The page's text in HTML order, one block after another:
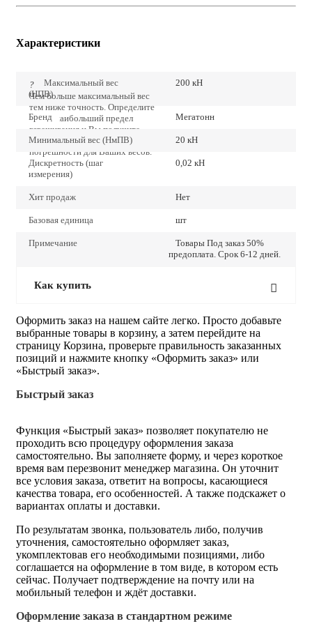
Характеристики
?
Чем больше максимальный вес
тем ниже точность. Определите
точно наибольший предел
взвешивания и Вы получите
наиболее низкие значения
погрешности для Ваших весов.
Максимальный вес
(НПВ)
200 кН
Бренд Мегатонн
Минимальный вес (НмПВ) 20 кН
Дискретность (шаг
измерения)
0,02 кН
Хит продаж Нет
Базовая единица шт
Примечание
Товары Под заказ 50%
предоплата. Срок 6-12 дней.
Как купить
Оформить заказ на нашем сайте легко. Просто добавьте
выбранные товары в корзину, а затем перейдите на
страницу Корзина, проверьте правильность заказанных
позиций и нажмите кнопку «Оформить заказ» или
«Быстрый заказ».
Быстрый заказ
Функция «Быстрый заказ» позволяет покупателю не
проходить всю процедуру оформления заказа
самостоятельно. Вы заполняете форму, и через короткое
время вам перезвонит менеджер магазина. Он уточнит
все условия заказа, ответит на вопросы, касающиеся
качества товара, его особенностей. А также подскажет о
вариантах оплаты и доставки.
По результатам звонка, пользователь либо, получив
уточнения, самостоятельно оформляет заказ,
укомплектовав его необходимыми позициями, либо
соглашается на оформление в том виде, в котором есть
сейчас. Получает подтверждение на почту или на
мобильный телефон и ждёт доставки.
Оформление заказа в стандартном режиме